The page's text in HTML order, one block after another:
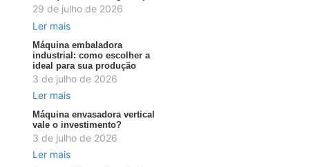
29 de julho de 2026
Ler mais
Máquina embaladora
industrial: como escolher a
ideal para sua produção
3 de julho de 2026
Ler mais
Máquina envasadora vertical
vale o investimento?
3 de julho de 2026
Ler mais